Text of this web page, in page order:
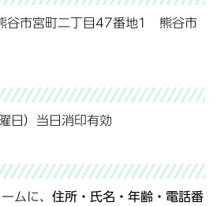
谷市宮町二丁目47番地1 熊谷市
日）当日消印有効
ムに、 住所・氏名・年齢・電話番